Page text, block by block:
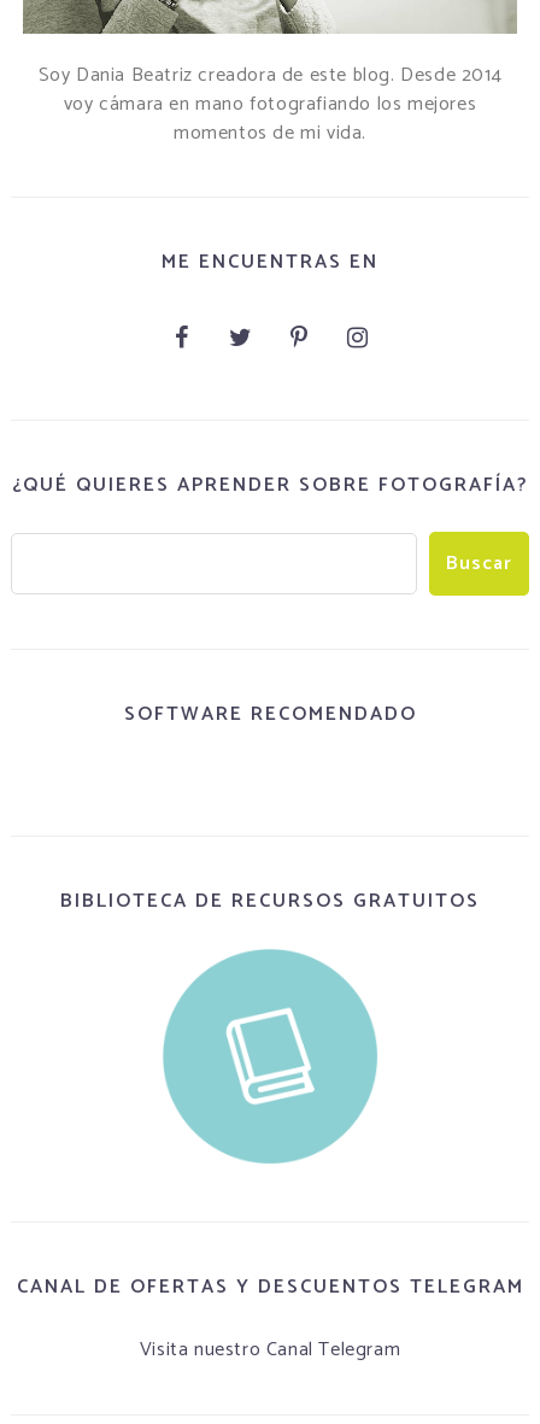
Soy Dania Beatriz creadora de este blog. Desde 2014
voy cámara en mano fotografiando los mejores
momentos de mi vida.
ME ENCUENTRAS EN
¿QUÉ QUIERES APRENDER SOBRE FOTOGRAFÍA?
SOFTWARE RECOMENDADO
BIBLIOTECA DE RECURSOS GRATUITOS
CANAL DE OFERTAS Y DESCUENTOS TELEGRAM
Visita nuestro Canal Telegram